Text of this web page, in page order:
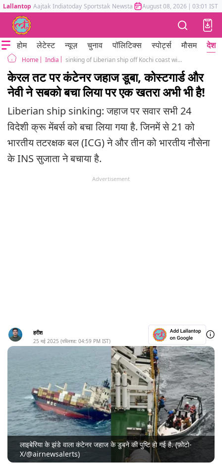
Lallantop Aajtak Indiatoday Sportstak Newstak Mumbai Tak Astrotak
August 08, 2026 | 03:01 IST
होम लेटेस्ट न्यूज़ चुनाव पॉलिटिक्स स्पोर्ट्स मौसम देश
Home India sinking of Liberian ship off Kochi coast with 640 containers, 13 with hazardous cargo
केरल तट पर कंटेनर जहाज डूबा, कोस्टगार्ड और
नेवी ने सबको बचा लिया पर एक खतरा अभी भी है!
Liberian ship sinking: जहाज पर सवार सभी 24
विदेशी क्रू मेंबर्स को बचा लिया गया है. जिनमें से 21 को
भारतीय तटरक्षक बल (ICG) ने और तीन को भारतीय नौसेना
के INS सुजाता ने बचाया है.
Advertisement
हरीश
25 मई 2025 (पब्लिश्ड: 04:59 PM IST)
लाइबेरिया के झंडे वाला कंटेनर जहाज के डुबने की पुष्टि हो गई है. (फ़ोटो-
X/@airnewsalerts)